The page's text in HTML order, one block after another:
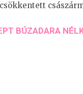
BÚZADARA